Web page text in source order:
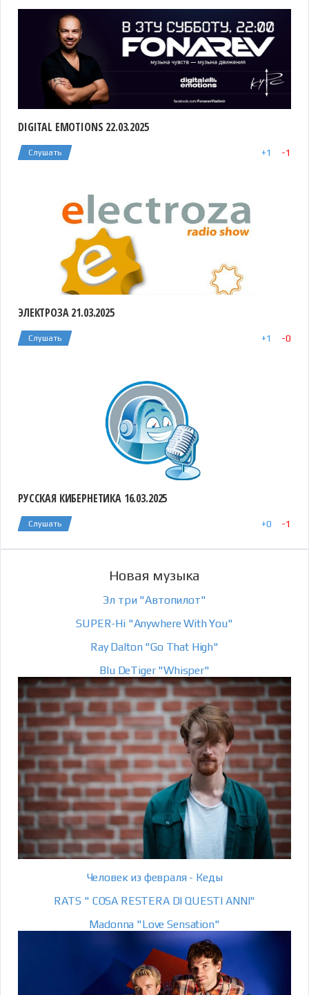
DIGITAL EMOTIONS 22.03.2025
Слушать +1 -1
ЭЛЕКТРОЗА 21.03.2025
Слушать +1 -0
РУССКАЯ КИБЕРНЕТИКА 16.03.2025
Слушать +0 -1
Новая музыка
Эл три "Автопилот"
SUPER-Hi "Anywhere With You"
Ray Dalton "Go That High"
Blu DeTiger "Whisper"
Человек из февраля - Кеды
RATS " COSA RESTERA DI QUESTI ANNI"
Madonna "Love Sensation"